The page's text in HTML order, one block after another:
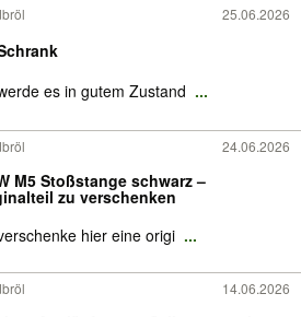
25.06.2026
es in gutem Zustand ...
24.06.2026
M5 Stoßstange schwarz –
zu verschenken
hier eine origi ...
14.06.2026